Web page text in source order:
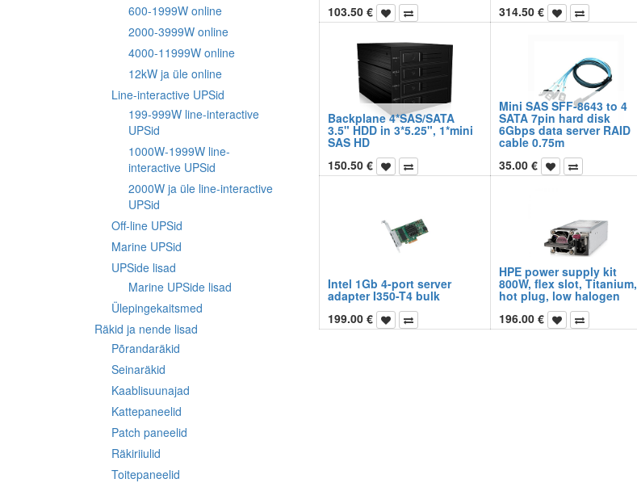
600-1999W online
2000-3999W online
4000-11999W online
12kW ja üle online
Line-interactive UPSid
199-999W line-interactive
UPSid
1000W-1999W line-
interactive UPSid
2000W ja üle line-interactive
UPSid
Off-line UPSid
Marine UPSid
UPSide lisad
Marine UPSide lisad
Ülepingekaitsmed
Räkid ja nende lisad
Põrandaräkid
Seinaräkid
Kaablisuunajad
Kattepaneelid
Patch paneelid
Räkiriiulid
Toitepaneelid
103.50€
314.50€
Backplane 4*SAS/SATA
3.5" HDD in 3*5.25", 1*mini
SAS HD
150.50€
Mini SAS SFF-8643 to 4
SATA 7pin hard disk
6Gbps data server RAID
cable 0.75m
35.00€
Intel 1Gb 4-port server
adapter I350-T4 bulk
199.00€
HPE power supply kit
800W, flex slot, Titanium,
hot plug, low halogen
196.00€